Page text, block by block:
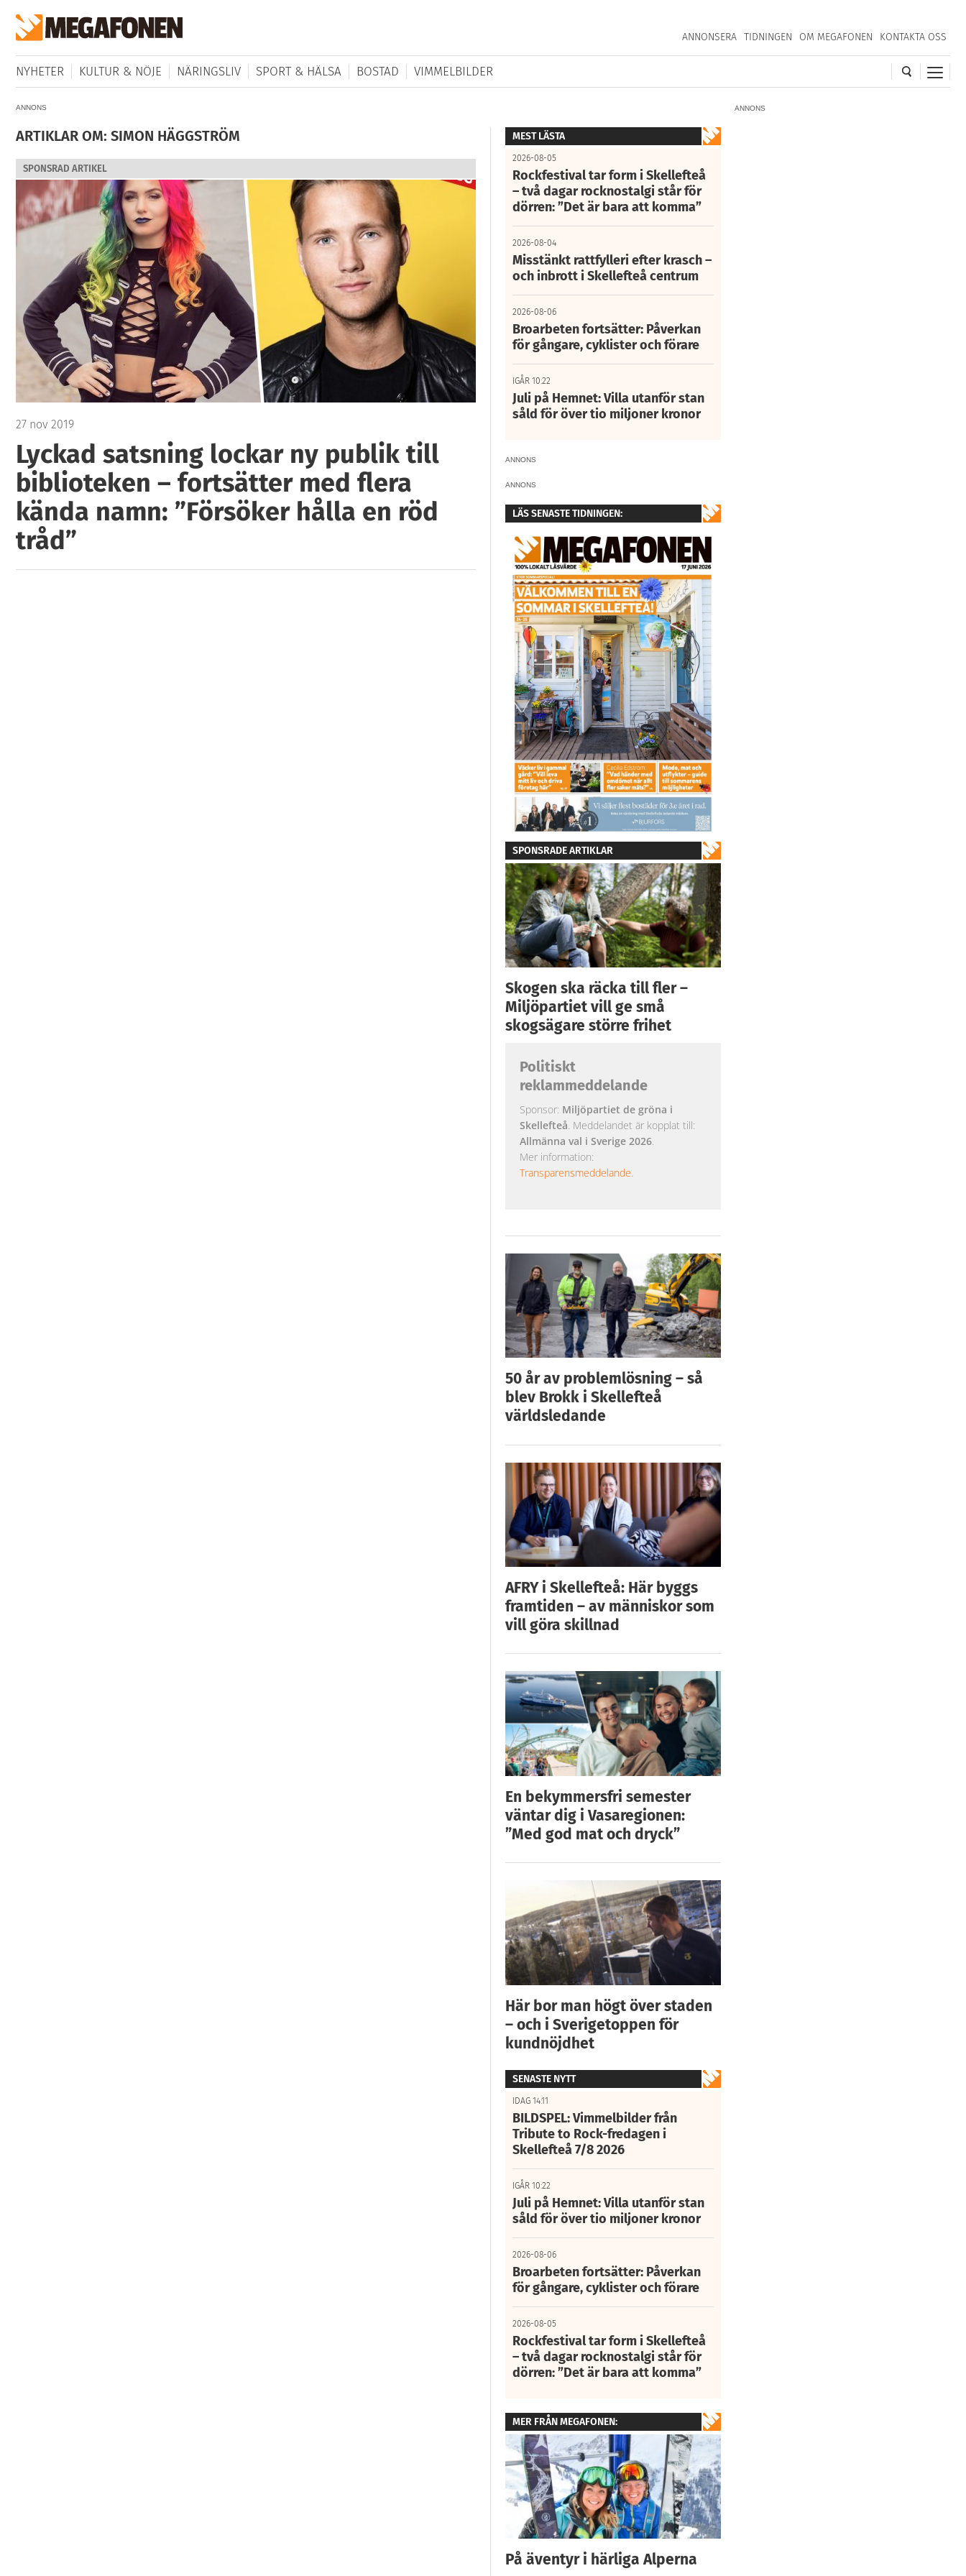
ANNONSERA TIDNINGEN OM MEGAFONEN KONTAKTA OSS
NYHETER KULTUR & NÖJE NÄRINGSLIV SPORT & HÄLSA BOSTAD VIMMELBILDER
ANNONS
ANNONS
ARTIKLAR OM: SIMON HÄGGSTRÖM
SPONSRAD ARTIKEL
27 nov 2019
Lyckad satsning lockar ny publik till
biblioteken – fortsätter med flera
kända namn: ”Försöker hålla en röd
tråd”
MEST LÄSTA
2026-08-05
Rockfestival tar form i Skellefteå
– två dagar rocknostalgi står för
dörren: ”Det är bara att komma”
2026-08-04
Misstänkt rattfylleri efter krasch –
och inbrott i Skellefteå centrum
2026-08-06
Broarbeten fortsätter: Påverkan
för gångare, cyklister och förare
IGÅR 10:22
Juli på Hemnet: Villa utanför stan
såld för över tio miljoner kronor
ANNONS
ANNONS
LÄS SENASTE TIDNINGEN:
SPONSRADE ARTIKLAR
Skogen ska räcka till fler –
Miljöpartiet vill ge små
skogsägare större frihet
Politiskt
reklammeddelande
Sponsor: Miljöpartiet de gröna i
Skellefteå. Meddelandet är kopplat till:
Allmänna val i Sverige 2026.
Mer information:
Transparensmeddelande.
50 år av problemlösning – så
blev Brokk i Skellefteå
världsledande
AFRY i Skellefteå: Här byggs
framtiden – av människor som
vill göra skillnad
En bekymmersfri semester
väntar dig i Vasaregionen:
”Med god mat och dryck”
Här bor man högt över staden
– och i Sverigetoppen för
kundnöjdhet
SENASTE NYTT
IDAG 14:11
BILDSPEL: Vimmelbilder från
Tribute to Rock-fredagen i
Skellefteå 7/8 2026
IGÅR 10:22
Juli på Hemnet: Villa utanför stan
såld för över tio miljoner kronor
2026-08-06
Broarbeten fortsätter: Påverkan
för gångare, cyklister och förare
2026-08-05
Rockfestival tar form i Skellefteå
– två dagar rocknostalgi står för
dörren: ”Det är bara att komma”
MER FRÅN MEGAFONEN:
På äventyr i härliga Alperna